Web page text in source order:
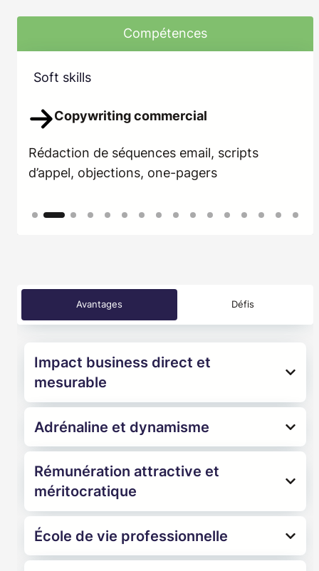
Compétences
Soft skills
Copywriting commercial
Rédaction de séquences email, scripts
d’appel, objections, one-pagers
Slide 2 of 16
Avantages Défis
Impact business direct et
mesurable
Adrénaline et dynamisme
Rémunération attractive et
méritocratique
École de vie professionnelle